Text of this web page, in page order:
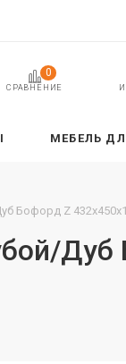
СРАВНЕНИЕ
0
МЕБЕЛЬ
Бофорд Z